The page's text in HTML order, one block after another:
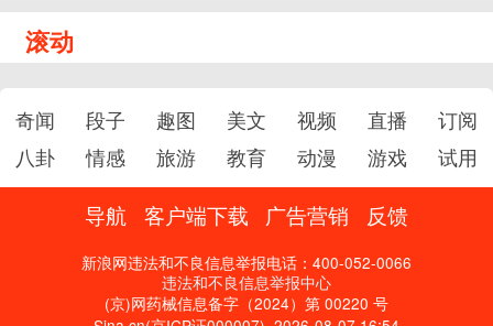
滚动
奇闻 段子 趣图 美文 视频 直播
订阅
八卦
情感 旅游 教育 动漫 游戏 试用
导航 客户端下载 广告营销 反馈
新浪网违法和不良信息举报电话：400-052-0066
违法和不良信息举报中心
(京)网药械信息备字（2024）第 00220 号